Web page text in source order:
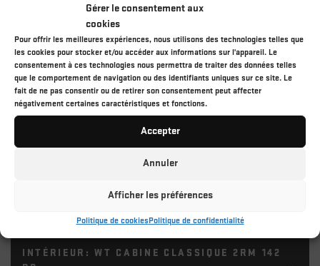
Gérer le consentement aux
cookies
Pour offrir les meilleures expériences, nous utilisons des technologies telles que
les cookies pour stocker et/ou accéder aux informations sur l'appareil. Le
consentement à ces technologies nous permettra de traiter des données telles
que le comportement de navigation ou des identifiants uniques sur ce site. Le
fait de ne pas consentir ou de retirer son consentement peut affecter
négativement certaines caractéristiques et fonctions.
Accepter
Annuler
Afficher les préférences
Politique de cookiesPolitique de confidentialité
CHEVROLET SILVERADO
89 329
Galerie
INTÉRIEUR:WT CABINE CLASSIQUE 2RM 142